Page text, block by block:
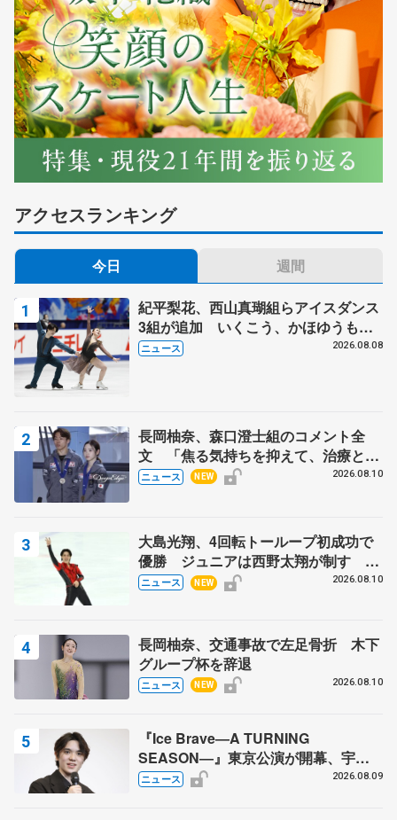
アクセスランキング
今日 週間
紀平梨花、西山真瑚組らアイスダンス
3組が追加 いくこう、かほゆうも、
木下グループ杯
ニュース 2026.08.08
長岡柚奈、森口澄士組のコメント全
文 「焦る気持ちを抑えて、治療とリ
ハビリに専念」、木下グループ杯辞退
ニュース NEW 2026.08.10
大島光翔、4回転トーループ初成功で
優勝 ジュニアは西野太翔が制す 関
東サマートロフィー最終日
ニュース NEW 2026.08.10
長岡柚奈、交通事故で左足骨折 木下
グループ杯を辞退
ニュース NEW 2026.08.10
『Ice Brave―A TURNING
SEASON―』東京公演が開幕、宇野
昌磨の『Ice Brave』にかける思いを
ニュース 2026.08.09